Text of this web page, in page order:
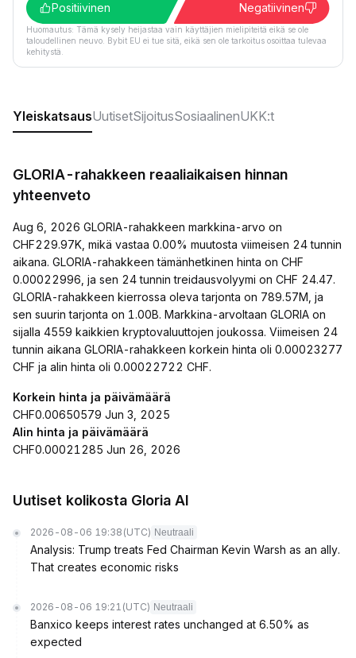
Positiivinen
Negatiivinen
Huomautus: Tämä kysely heijastaa vain käyttäjien mielipiteitä eikä se ole
taloudellinen neuvo. Bybit EU ei tue sitä, eikä sen ole tarkoitus osoittaa tulevaa
kehitystä.
YleiskatsausUutisetSijoitusSosiaalinenUKK:t
GLORIA-rahakkeen reaaliaikaisen hinnan
yhteenveto
Aug 6, 2026 GLORIA-rahakkeen markkina-arvo on
CHF229.97K, mikä vastaa 0.00% muutosta viimeisen 24 tunnin
aikana. GLORIA-rahakkeen tämänhetkinen hinta on CHF
0.00022996, ja sen 24 tunnin treidausvolyymi on CHF 24.47.
GLORIA-rahakkeen kierrossa oleva tarjonta on 789.57M, ja
sen suurin tarjonta on 1.00B. Markkina-arvoltaan GLORIA on
sijalla 4559 kaikkien kryptovaluuttojen joukossa. Viimeisen 24
tunnin aikana GLORIA-rahakkeen korkein hinta oli 0.00023277
CHF ja alin hinta oli 0.00022722 CHF.
Korkein hinta ja päivämäärä
CHF0.00650579 Jun 3, 2025
Alin hinta ja päivämäärä
CHF0.00021285 Jun 26, 2026
Uutiset kolikosta Gloria AI
2026-08-06 19:38 (UTC) Neutraali
Analysis: Trump treats Fed Chairman Kevin Warsh as an ally.
That creates economic risks
2026-08-06 19:21 (UTC) Neutraali
Banxico keeps interest rates unchanged at 6.50% as
expected